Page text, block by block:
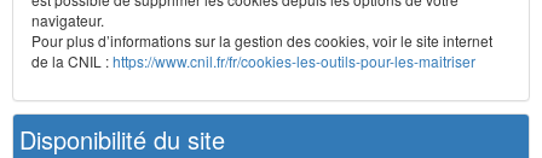
navigateur.
Pour plus d’informations sur la gestion des cookies, voir le site internet
de la CNIL :https://www.cnil.fr/fr/cookies-les-outils-pour-les-maitriser
Disponibilité du site